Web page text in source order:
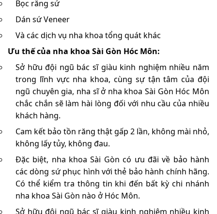
Bọc răng sứ
Dán sứ Veneer
Và các dịch vụ nha khoa tổng quát khác
Ưu thế của nha khoa Sài Gòn Hóc Môn:
Sở hữu đội ngũ bác sĩ giàu kinh nghiệm nhiều năm
trong lĩnh vực nha khoa, cùng sự tận tâm của đội
ngũ chuyên gia, nha sĩ ở nha khoa Sài Gòn Hóc Môn
chắc chắn sẽ làm hài lòng đối với nhu cầu của nhiều
khách hàng.
Cam kết bảo tồn răng thật gấp 2 lần, không mài nhỏ,
không lấy tủy, không đau.
Đặc biệt, nha khoa Sài Gòn có ưu đãi về bảo hành
các dòng sứ phục hình với thẻ bảo hành chính hãng.
Có thể kiểm tra thông tin khi đến bất kỳ chi nhánh
nha khoa Sài Gòn nào ở Hóc Môn.
Sở hữu đội ngũ bác sĩ giàu kinh nghiệm nhiều kinh